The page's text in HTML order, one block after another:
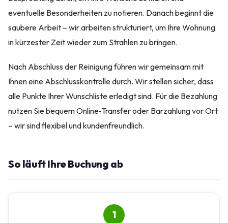
eventuelle Besonderheiten zu notieren. Danach beginnt die
saubere Arbeit – wir arbeiten strukturiert, um Ihre Wohnung
in kürzester Zeit wieder zum Strahlen zu bringen.
Nach Abschluss der Reinigung führen wir gemeinsam mit
Ihnen eine Abschlusskontrolle durch. Wir stellen sicher, dass
alle Punkte Ihrer Wunschliste erledigt sind. Für die Bezahlung
nutzen Sie bequem Online‑Transfer oder Barzahlung vor Ort
– wir sind flexibel und kundenfreundlich.
So läuft Ihre Buchung ab
1